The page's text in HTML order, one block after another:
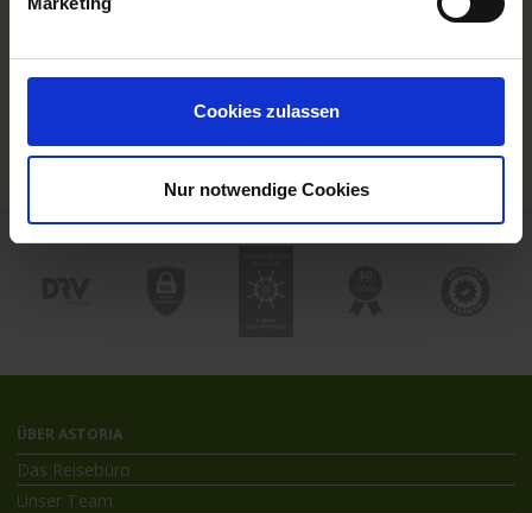
Cookies zulassen
Nur notwendige Cookies
TOP Themen
Last Minute Flusskreuzfahrten
Flussreisen mit Rad
Kreuzfahrthäfen
ÜBER ASTORIA
Das Reisebüro
Unser Team